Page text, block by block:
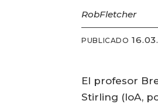
RobFletcher
PUBLICADO
El profesor
Stirling (IoA,